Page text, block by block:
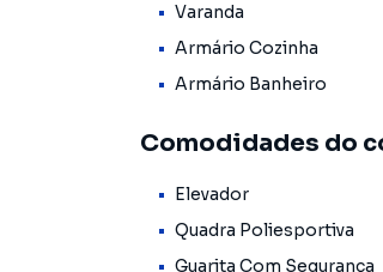
DESTAQUES DO IMÓVEL
64m² de área privativa
2 dormitórios, sendo 1 com
Cozinha com móveis
Banheiro com armário e
Excelente iluminação e
1 vaga de garagem
Varanda
Armário Cozinha
Armário Banheiro
Comodidades do
Elevador
Quadra Poliesportiva
Guarita Com Segurança